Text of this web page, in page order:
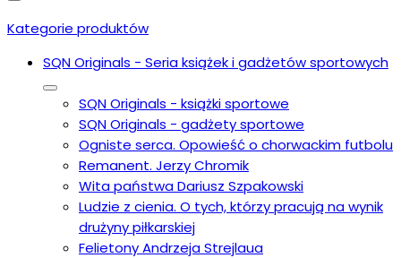
Kategorie produktów
SQN Originals - Seria książek i gadżetów sportowych
SQN Originals - książki sportowe
SQN Originals - gadżety sportowe
Ogniste serca. Opowieść o chorwackim futbolu
Remanent. Jerzy Chromik
Wita państwa Dariusz Szpakowski
Ludzie z cienia. O tych, którzy pracują na wynik
drużyny piłkarskiej
Felietony Andrzeja Strejlaua